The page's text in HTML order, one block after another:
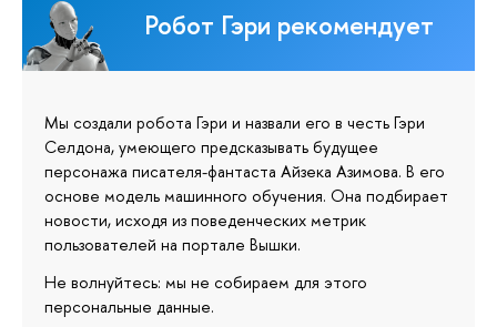
Робот Гэри рекомендует
Мы создали робота Гэри и назвали его в честь Гэри
Селдона, умеющего предсказывать будущее
персонажа писателя-фантаста Айзека Азимова. В его
основе модель машинного обучения. Она подбирает
новости, исходя из поведенческих метрик
пользователей на портале Вышки.
Не волнуйтесь: мы не собираем для этого
персональные данные.